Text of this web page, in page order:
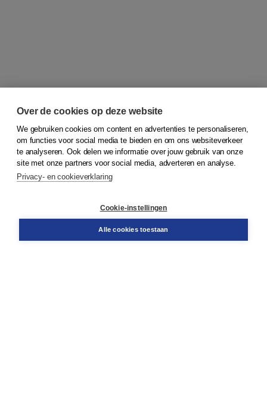
© 2026Koninklijke Boom uitgevers
Bestellen
Over de cookies op deze website
We gebruiken cookies om content en advertenties te personaliseren,
om functies voor social media te bieden en om ons websiteverkeer
te analyseren. Ook delen we informatie over jouw gebruik van onze
site met onze partners voor social media, adverteren en analyse.
Privacy- en cookieverklaring
Cookie-instellingen
Alle cookies toestaan